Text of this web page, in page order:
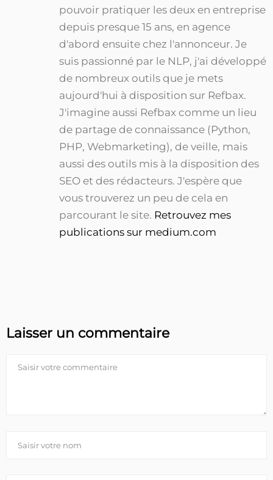
pouvoir pratiquer les deux en entreprise
depuis presque 15 ans, en agence
d'abord ensuite chez l'annonceur. Je
suis passionné par le NLP, j'ai développé
de nombreux outils que je mets
aujourd'hui à disposition sur Refbax.
J'imagine aussi Refbax comme un lieu
de partage de connaissance (Python,
PHP, Webmarketing), de veille, mais
aussi des outils mis à la disposition des
SEO et des rédacteurs. J'espère que
vous trouverez un peu de cela en
parcourant le site. Retrouvez mes
publications sur medium.com
Laisser un commentaire